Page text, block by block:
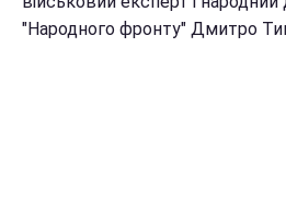
"Народного фронту" Дмитро